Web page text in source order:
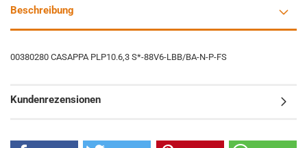
Beschreibung
00380280 CASAPPA PLP10.6,3 S*-88V6-LBB/BA-N-P-FS
Kundenrezensionen